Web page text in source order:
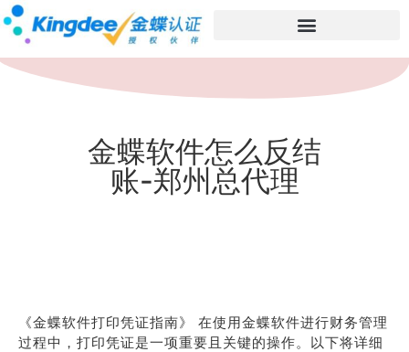
金蝶软件怎么反结
账-郑州总代理
《金蝶软件打印凭证指南》 在使用金蝶软件进行财务管理
过程中，打印凭证是一项重要且关键的操作。以下将详细